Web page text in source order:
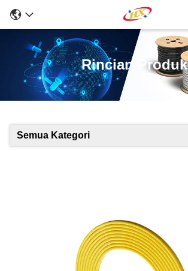
Rincian Produk
Semua Kategori